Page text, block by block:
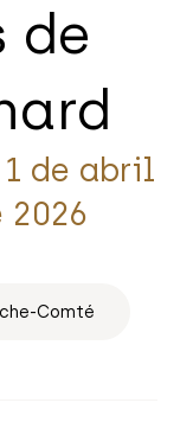
de
de abril
2026
Comté